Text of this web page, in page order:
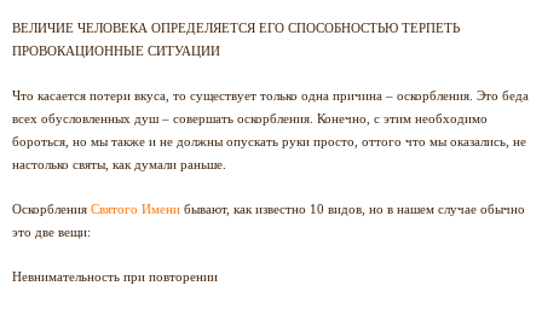
ВЕЛИЧИЕ ЧЕЛОВЕКА ОПРЕДЕЛЯЕТСЯ ЕГО СПОСОБНОСТЬЮ ТЕРПЕТЬ
ПРОВОКАЦИОННЫЕ СИТУАЦИИ
Что касается потери вкуса, то существует только одна причина – оскорбления. Это беда
всех обусловленных душ – совершать оскорбления. Конечно, с этим необходимо
бороться, но мы также и не должны опускать руки просто, оттого что мы оказались, не
настолько святы, как думали раньше.
Оскорбления Святого Имени бывают, как известно 10 видов, но в нашем случае обычно
это две вещи:
Невнимательность при повторении